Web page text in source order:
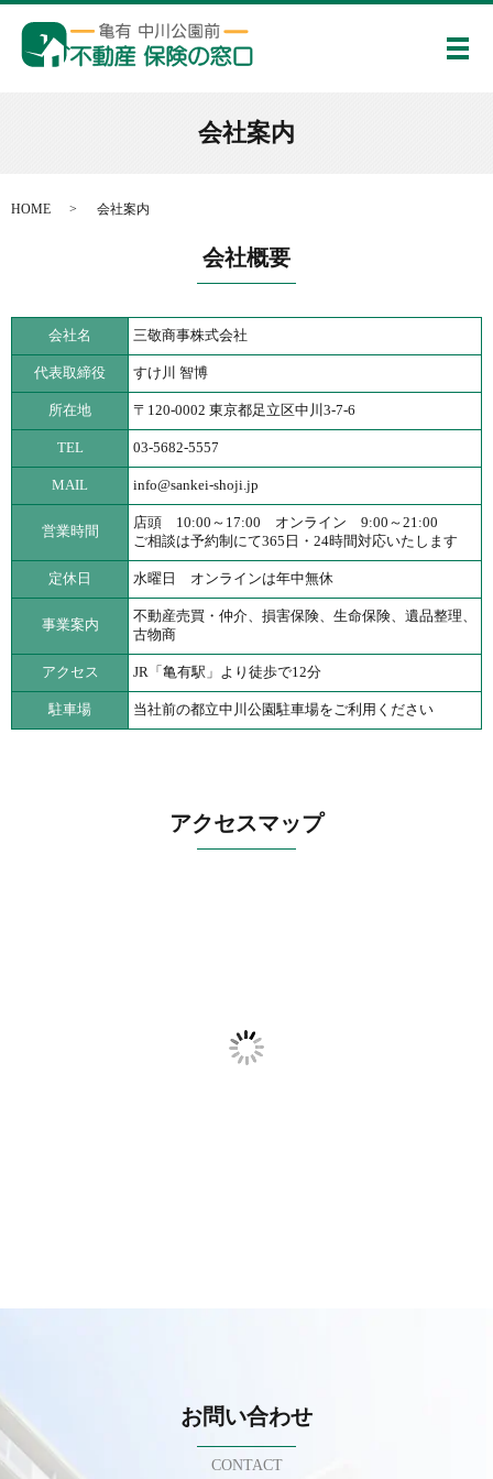
メ
会社案内
HOME 会社案内
会社概要
会社名 三敬商事株式会社
代表取締役 すけ川 智博
所在地 〒120-0002 東京都足立区中川3-7-6
TEL 03-5682-5557
MAIL info@sankei-shoji.jp
営業時間
店頭 10:00～17:00 オンライン 9:00～21:00
ご相談は予約制にて365日・24時間対応いたします
定休日 水曜日 オンラインは年中無休
事業案内
不動産売買・仲介、損害保険、生命保険、遺品整理、
古物商
アクセス JR「亀有駅」より徒歩で12分
駐車場 当社前の都立中川公園駐車場をご利用ください
アクセスマップ
お問い合わせ
CONTACT